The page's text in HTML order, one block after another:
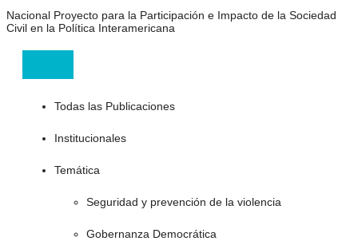
Nacional Proyecto para la Participación e Impacto de la Sociedad
Civil en la Política Interamericana
Todas las Publicaciones
Institucionales
Temática
Seguridad y prevención de la violencia
Gobernanza Democrática